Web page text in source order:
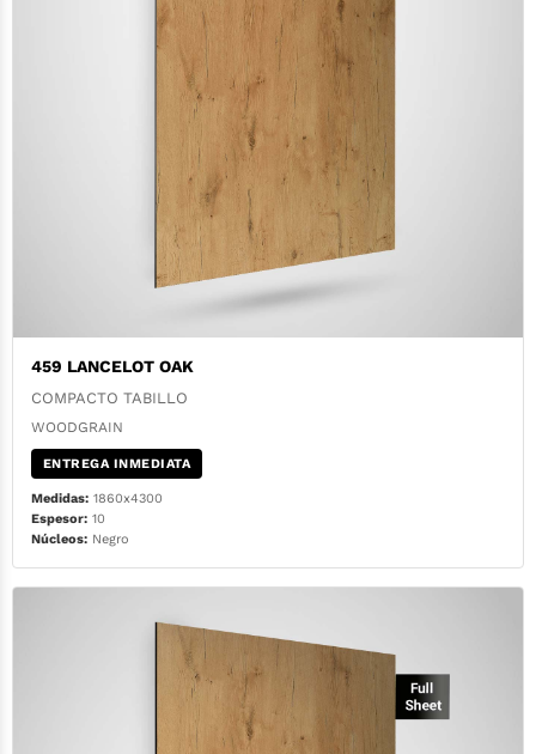
459 LANCELOT OAK
COMPACTO TABILLO
WOODGRAIN
ENTREGA INMEDIATA
Medidas:1860x4300
Espesor:10
Núcleos:Negro